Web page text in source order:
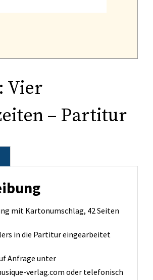
Vier
– Partitur
mit Kartonumschlag, 42 Seiten
in die Partitur eingearbeitet
Anfrage unter
verlag.com oder telefonisch